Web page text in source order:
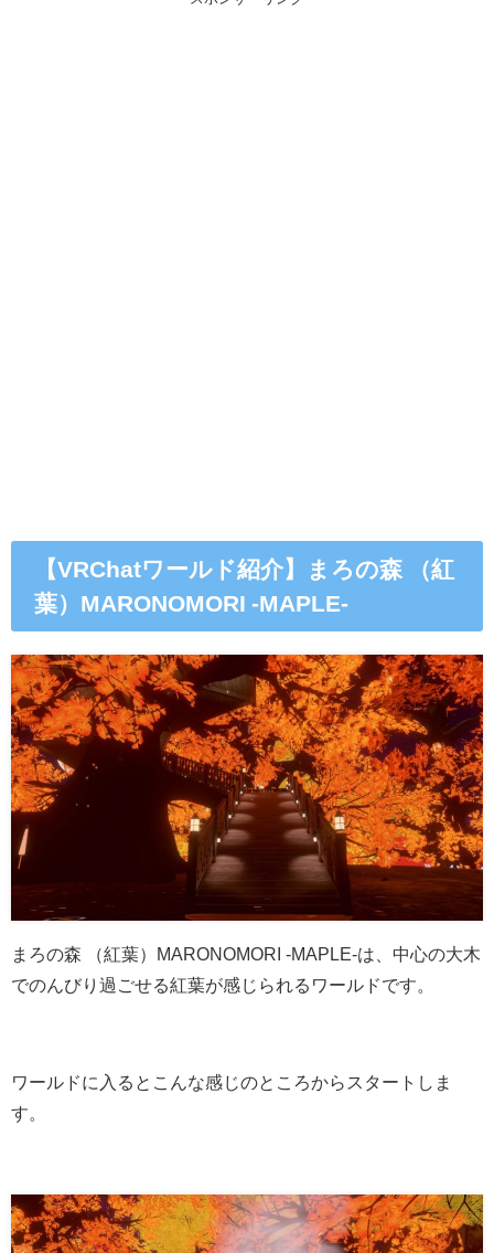
【VRChatワールド紹介】まろの森 （紅
葉）MARONOMORI -MAPLE-
まろの森 （紅葉）MARONOMORI -MAPLE-は、中心の大木
でのんびり過ごせる紅葉が感じられるワールドです。
ワールドに入るとこんな感じのところからスタートしま
す。